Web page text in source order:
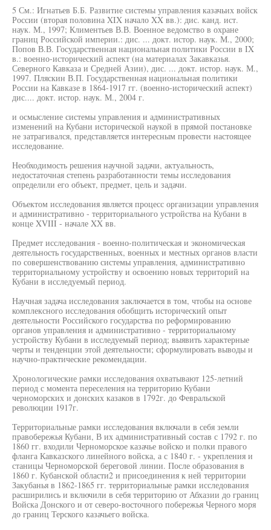
5 См.: Игнатьев Б.Б. Развитие системы управления казачьих войск
России (вторая половина XIX начало XX вв.): дис. канд. ист.
наук. М., 1997; Климентьев В.В. Военное ведомство в охране
границ Российской империи.: дис. ... докт. истор. наук. М., 2000;
Попов В.В. Государственная национальная политики России в IX
в.: военно-исторический аспект (на материалах Закавказья.
Северного Кавказа и Средней Азии), дис. ... докт. истор. наук. М.,
1997. Пляскин В.П. Государственная национальная политики
России на Кавказе в 1864-1917 гг. (военно-исторический аспект)
дис.... докт. истор. наук. М., 2004 г.
и осмысление системы управления и административных
изменений на Кубани исторической наукой в прямой постановке
не затрагивался, представляется интересным провести настоящее
исследование.
Необходимость решения научной задачи, актуальность,
недостаточная степень разработанности темы исследования
определили его объект, предмет, цель и задачи.
Объектом исследования является процесс организации управления
и административно - территориального устройства на Кубани в
конце XVIII - начале XX вв.
Предмет исследования - военно-политическая и экономическая
деятельность государственных, военных и местных органов власти
по совершенствованию системы управления, административно
территориальному устройству и освоению новых территорий на
Кубани в исследуемый период.
Научная задача исследования заключается в том, чтобы на основе
комплексного исследования обобщить исторический опыт
деятельности Российского государства по реформированию
органов управления и административно - территориальному
устройству Кубани в исследуемый период; выявить характерные
черты и тенденции этой деятельности; сформулировать выводы и
научно-практические рекомендации.
Хронологические рамки исследования охватывают 125-летний
период с момента переселения на территорию Кубани
черноморских и донских казаков в 1792г. до Февральской
революции 1917г.
Территориальные рамки исследования включали в себя земли
правобережья Кубани, В их административный состав с 1792 г. по
1860 гг. входили Черноморское казачье войско и полки правого
фланга Кавказского линейного войска, а с 1840 г. - укрепления и
станицы Черноморской береговой линии. После образования в
1860 г. Кубанской области2 и присоединения к ней территории
Закубанья в 1862-1865 гг. территориальные рамки исследования
расширились и включили в себя территорию от Абхазии до границ
Войска Донского и от северо-восточного побережья Черного моря
до границ Терского казачьего войска.